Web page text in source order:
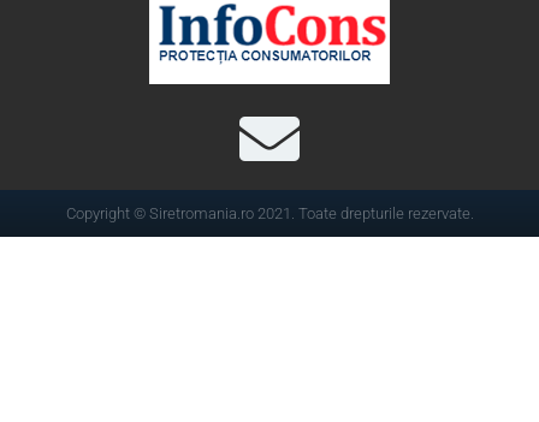
Copyright © Siretromania.ro 2021. Toate drepturile rezervate.